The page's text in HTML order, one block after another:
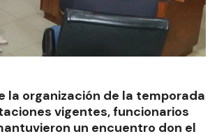
la organización de la temporada
vigentes, funcionarios
un encuentro don el